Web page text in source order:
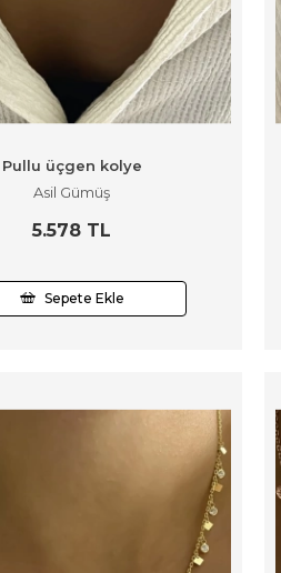
Pullu üçgen kolye
Asil Gümüş
5.578 TL
Sepete Ekle